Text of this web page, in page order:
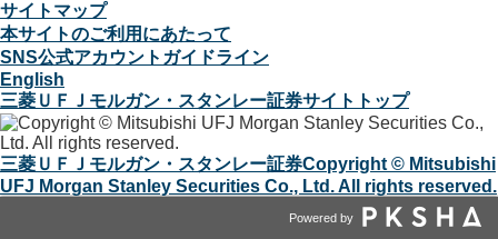
サイトマップ
本サイトのご利用にあたって
SNS公式アカウントガイドライン
English
三菱ＵＦＪモルガン・スタンレー証券サイトトップ
三菱ＵＦＪモルガン・スタンレー証券Copyright © Mitsubishi
UFJ Morgan Stanley Securities Co., Ltd. All rights reserved.
Powered by